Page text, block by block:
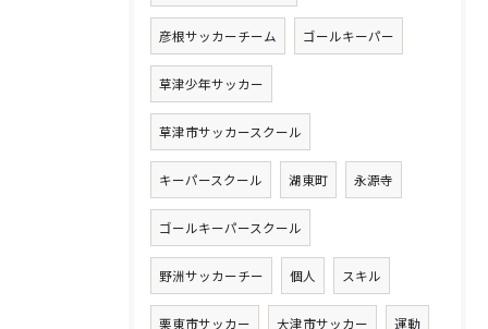
彦根サッカーチーム ゴールキーパー
草津少年サッカー
草津市サッカースクール
キーパースクール 湖東町 永源寺
ゴールキーパースクール
野洲サッカーチー 個人 スキル
栗東市サッカー 大津市サッカー 運動